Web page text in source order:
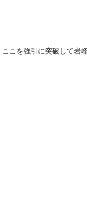
ここを強引に突破して岩